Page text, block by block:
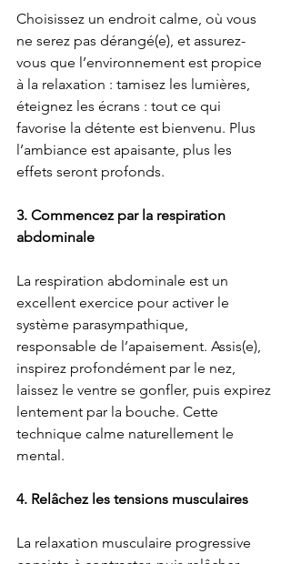
Choisissez un endroit calme, où vous
ne serez pas dérangé(e), et assurez-
vous que l’environnement est propice
à la relaxation : tamisez les lumières,
éteignez les écrans : tout ce qui
favorise la détente est bienvenu. Plus
l’ambiance est apaisante, plus les
effets seront profonds.
3. Commencez par la respiration
abdominale
La respiration abdominale est un
excellent exercice pour activer le
système parasympathique,
responsable de l’apaisement. Assis(e),
inspirez profondément par le nez,
laissez le ventre se gonfler, puis expirez
lentement par la bouche. Cette
technique calme naturellement le
mental.
4. Relâchez les tensions musculaires
La relaxation musculaire progressive